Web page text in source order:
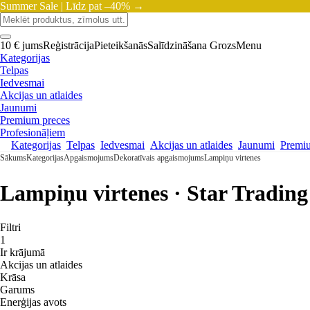
Summer Sale | Līdz pat –40% →
10 € jumsReģistrācijaPieteikšanāsSalīdzināšana GrozsMenu
Kategorijas
Telpas
Iedvesmai
Akcijas un atlaides
Jaunumi
Premium preces
Profesionāļiem
Kategorijas Telpas Iedvesmai Akcijas un atlaides Jaunumi
SākumsKategorijasApgaismojumsDekoratīvais apgaismojumsLampiņu virtenes
Lampiņu virtenes · Star Trading
Filtri
1
Ir krājumā
Akcijas un atlaides
Krāsa
Garums
Enerģijas avots